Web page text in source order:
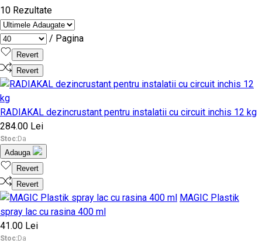
10 Rezultate
/ Pagina
Revert
Revert
RADIAKAL dezincrustant pentru instalatii cu circuit inchis 12 kg
284.00 Lei
Stoc:Da
Adauga
Revert
Revert
MAGIC Plastik
spray lac cu rasina 400 ml
41.00 Lei
Stoc:Da